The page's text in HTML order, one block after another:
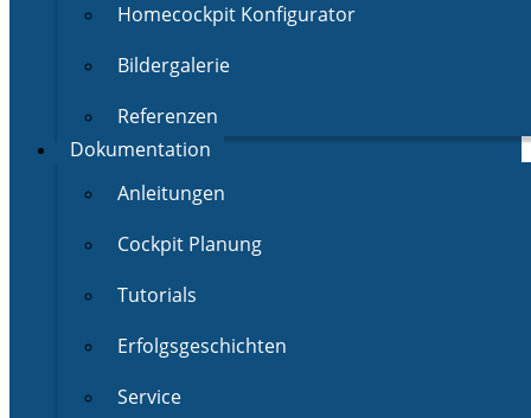
Homecockpit Konfigurator
Bildergalerie
Referenzen
Dokumentation
Anleitungen
Cockpit Planung
Tutorials
Erfolgsgeschichten
Service